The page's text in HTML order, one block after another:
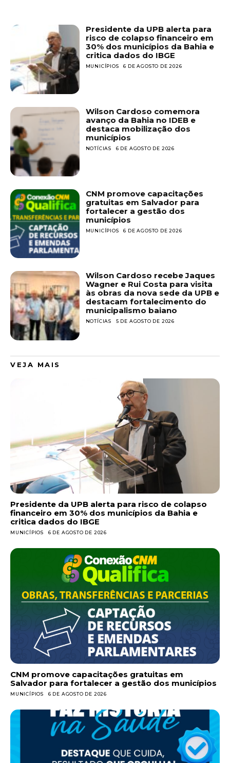
Presidente da UPB alerta para
risco de colapso financeiro em
30% dos municípios da Bahia e
critica dados do IBGE
MUNICÍPIOS 6 DE AGOSTO DE 2026
Wilson Cardoso comemora
avanço da Bahia no IDEB e
destaca mobilização dos
municípios
NOTÍCIAS 6 DE AGOSTO DE 2026
CNM promove capacitações
gratuitas em Salvador para
fortalecer a gestão dos
municípios
MUNICÍPIOS 6 DE AGOSTO DE 2026
Wilson Cardoso recebe Jaques
Wagner e Rui Costa para visita
às obras da nova sede da UPB e
destacam fortalecimento do
municipalismo baiano
NOTÍCIAS 5 DE AGOSTO DE 2026
VEJA MAIS
Presidente da UPB alerta para risco de colapso
financeiro em 30% dos municípios da Bahia e
critica dados do IBGE
MUNICÍPIOS 6 DE AGOSTO DE 2026
CNM promove capacitações gratuitas em
Salvador para fortalecer a gestão dos municípios
MUNICÍPIOS 6 DE AGOSTO DE 2026